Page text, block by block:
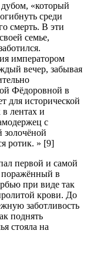
«который
среди
смерть. В эти
семье,
императором
вечер, забывая
Фёдоровной в
для исторической
лентах и
с
ротик. » [9]
первой и самой
поражённый в
при виде так
крови. До
заботливость
поднять
стояла на